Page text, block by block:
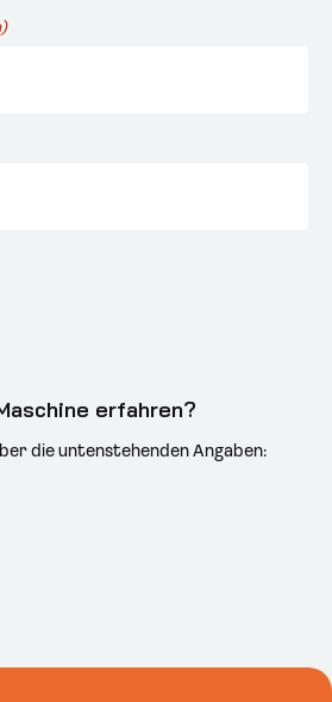
erfahren?
die untenstehenden Angaben: